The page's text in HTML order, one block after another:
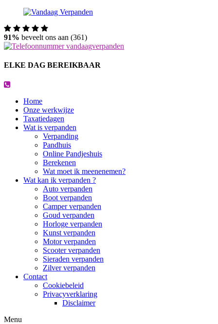
91% beveelt ons aan (361)
ELKE DAG BEREIKBAAR
Home
Onze werkwijze
Taxatiedagen
Wat is verpanden
Verpanding
Pandhuis
Online Pandjeshuis
Berekenen
Wat moet ik meenenemen?
Wat kan ik verpanden ?
Auto verpanden
Boot verpanden
Camper verpanden
Goud verpanden
Horloge verpanden
Kunst verpanden
Motor verpanden
Scooter verpanden
Sieraden verpanden
Zilver verpanden
Contact
Cookiebeleid
Privacyverklaring
Disclaimer
Menu